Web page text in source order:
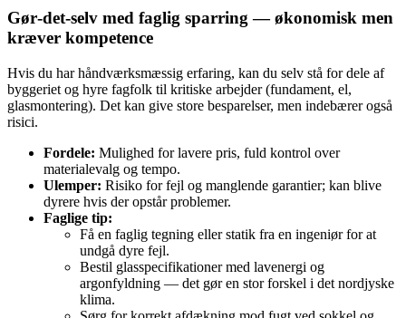
Gør‑det‑selv med faglig sparring — økonomisk men
kræver kompetence
Hvis du har håndværksmæssig erfaring, kan du selv stå for dele af
byggeriet og hyre fagfolk til kritiske arbejder (fundament, el,
glasmontering). Det kan give store besparelser, men indebærer også
risici.
Fordele: Mulighed for lavere pris, fuld kontrol over
materialevalg og tempo.
Ulemper: Risiko for fejl og manglende garantier; kan blive
dyrere hvis der opstår problemer.
Faglige tip:
Få en faglig tegning eller statik fra en ingeniør for at
undgå dyre fejl.
Bestil glasspecifikationer med lavenergi og
argonfyldning — det gør en stor forskel i det nordjyske
klima.